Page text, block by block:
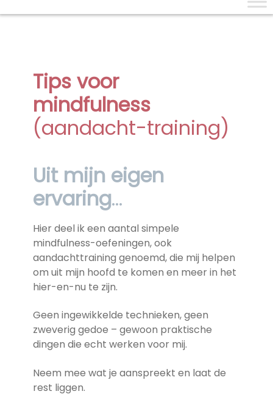
Tips voor
mindfulness
(aandacht-training)
Uit mijn eigen
ervaring…
Hier deel ik een aantal simpele
mindfulness-oefeningen, ook
aandachttraining genoemd, die mij helpen
om uit mijn hoofd te komen en meer in het
hier-en-nu te zijn.
Geen ingewikkelde technieken, geen
zweverig gedoe – gewoon praktische
dingen die echt werken voor mij.
Neem mee wat je aanspreekt en laat de
rest liggen.